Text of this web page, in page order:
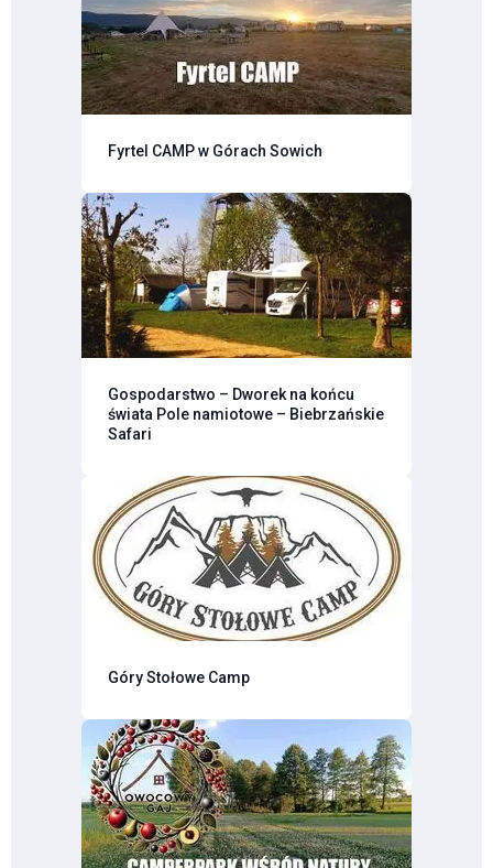
Fyrtel CAMP w Górach Sowich
Gospodarstwo – Dworek na końcu
świata Pole namiotowe – Biebrzańskie
Safari
Góry Stołowe Camp